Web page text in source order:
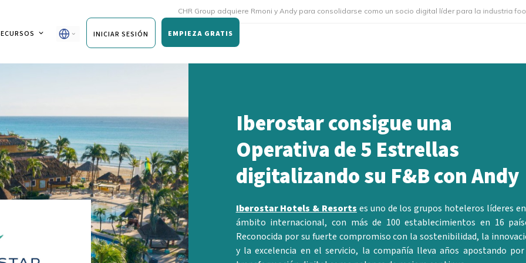
CHR Group adquiere Rmoni y Andy para consolidarse como un socio digital líder para la industria foodservice
INICIAR SESIÓN EMPIEZA GRATIS
Iberostar consigue una
Operativa de 5 Estrellas
digitalizando su F&B con Andy
Iberostar Hotels & Resorts es uno de los grupos hoteleros líderes
ámbito internacional, con más de 100 establecimientos en 16
Reconocida por su fuerte compromiso con la sostenibilidad, la
y la excelencia en el servicio, la compañía lleva años apostando